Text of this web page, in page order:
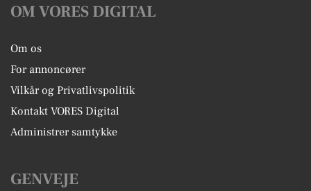
OM VORES DIGITAL
Om os
For annoncører
Vilkår og Privatlivspolitik
Kontakt VORES Digital
Administrer samtykke
GENVEJE